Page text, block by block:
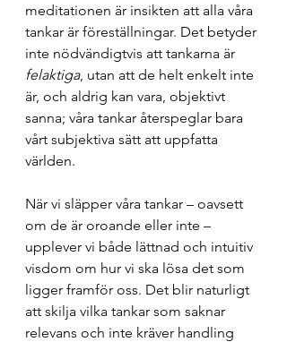
meditationen är insikten att alla våra
tankar är föreställningar. Det betyder
inte nödvändigtvis att tankarna är
felaktiga, utan att de helt enkelt inte
är, och aldrig kan vara, objektivt
sanna; våra tankar återspeglar bara
vårt subjektiva sätt att uppfatta
världen.
När vi släpper våra tankar – oavsett
om de är oroande eller inte –
upplever vi både lättnad och intuitiv
visdom om hur vi ska lösa det som
ligger framför oss. Det blir naturligt
att skilja vilka tankar som saknar
relevans och inte kräver handling